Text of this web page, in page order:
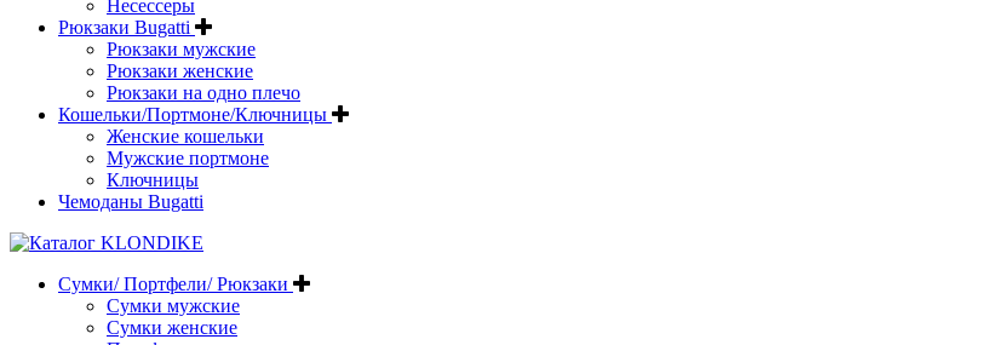
Несессеры
Рюкзаки Bugatti
Рюкзаки мужские
Рюкзаки женские
Рюкзаки на одно плечо
Кошельки/Портмоне/Ключницы
Женские кошельки
Мужские портмоне
Ключницы
Чемоданы Bugatti
Сумки/ Портфели/ Рюкзаки
Сумки мужские
Сумки женские